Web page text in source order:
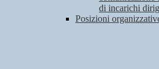
di incarichi
Posizioni